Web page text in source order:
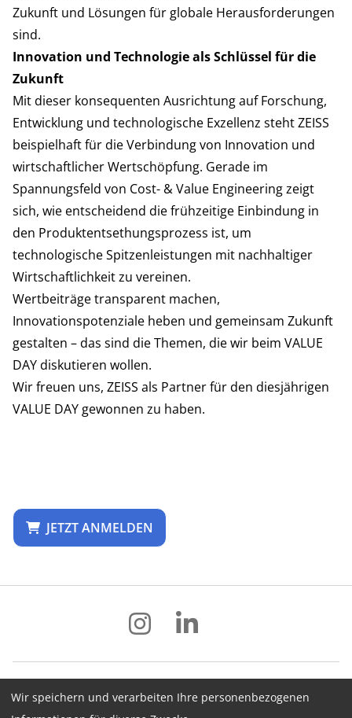
Zukunft und Lösungen für globale Herausforderungen
sind.
Innovation und Technologie als Schlüssel für die
Zukunft
Mit dieser konsequenten Ausrichtung auf Forschung,
Entwicklung und technologische Exzellenz steht ZEISS
beispielhaft für die Verbindung von Innovation und
wirtschaftlicher Wertschöpfung. Gerade im
Spannungsfeld von Cost- & Value Engineering zeigt
sich, wie entscheidend die frühzeitige Einbindung in
den Produktentsethungsprozess ist, um
technologische Spitzenleistungen mit nachhaltiger
Wirtschaftlichkeit zu vereinen.
Wertbeiträge transparent machen,
Innovationspotenziale heben und gemeinsam Zukunft
gestalten – das sind die Themen, die wir beim VALUE
DAY diskutieren wollen.
Wir freuen uns, ZEISS als Partner für den diesjährigen
VALUE DAY gewonnen zu haben.
JETZT ANMELDEN
Impressum Datenschutz
AGB
Wir speichern und verarbeiten Ihre personenbezogenen